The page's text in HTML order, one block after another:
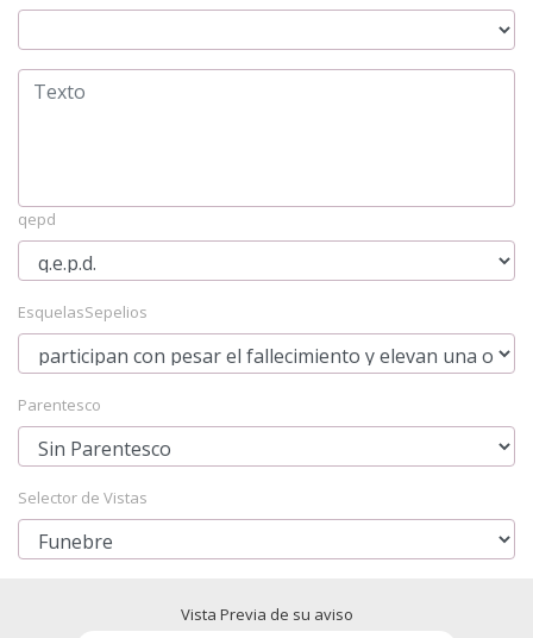
qepd
EsquelasSepelios
Parentesco
Selector de Vistas
Vista Previa de su aviso